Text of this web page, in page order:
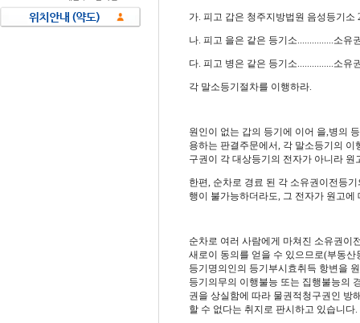
가. 피고 갑은 청주지방법원 음성등기소
나. 피고 을은 같은 등기소...............소유
다. 피고 병은 같은 등기소...............소유
각 말소등기절차를 이행하라.
원인이 없는 갑의 등기에 이어 을,병의
용하는 판결주문에서,각 말소등기의 이
구권이 각 대상등기의 전자가 아니라 원
한편, 순차로 경료 된 각 소유권이전등
행이 불가능하더라도, 그 전자가 원고
순차로 여러 사람에게 마쳐진 소유권이
새로이 동의를 얻을 수 있으므로(부동
등기명의인의 등기부시효취득 항변을
등기의무의 이행불능 또는 집행불능의
권을 상실함에 따라 물권적청구권인 방
할 수 없다는 취지로 판시하고 있습니다.